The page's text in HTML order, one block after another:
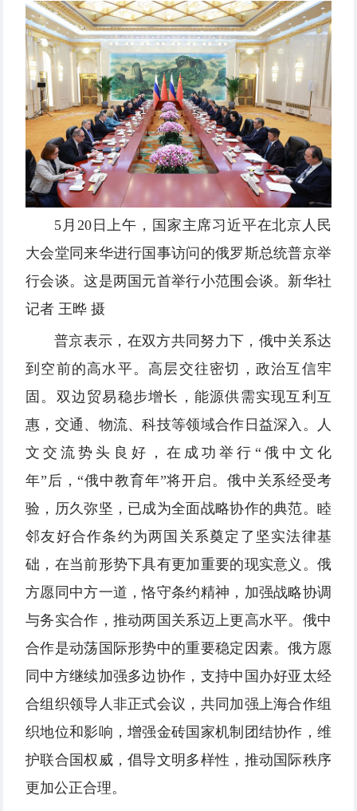
5月20日上午，国家主席习近平在北京人民
大会堂同来华进行国事访问的俄罗斯总统普京举
行会谈。这是两国元首举行小范围会谈。新华社
记者 王晔 摄
普京表示，在双方共同努力下，俄中关系达
到空前的高水平。高层交往密切，政治互信牢
固。双边贸易稳步增长，能源供需实现互利互
惠，交通、物流、科技等领域合作日益深入。人
文交流势头良好，在成功举行“俄中文化
年”后，“俄中教育年”将开启。俄中关系经受考
验，历久弥坚，已成为全面战略协作的典范。睦
邻友好合作条约为两国关系奠定了坚实法律基
础，在当前形势下具有更加重要的现实意义。俄
方愿同中方一道，恪守条约精神，加强战略协调
与务实合作，推动两国关系迈上更高水平。俄中
合作是动荡国际形势中的重要稳定因素。俄方愿
同中方继续加强多边协作，支持中国办好亚太经
合组织领导人非正式会议，共同加强上海合作组
织地位和影响，增强金砖国家机制团结协作，维
护联合国权威，倡导文明多样性，推动国际秩序
更加公正合理。